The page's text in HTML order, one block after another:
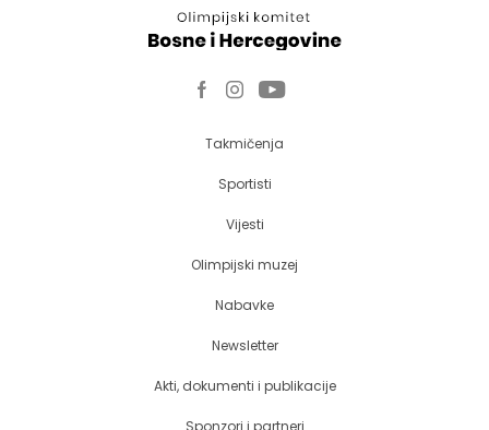
Takmičenja
Sportisti
Vijesti
Olimpijski muzej
Nabavke
Newsletter
Akti, dokumenti i publikacije
Sponzori i partneri